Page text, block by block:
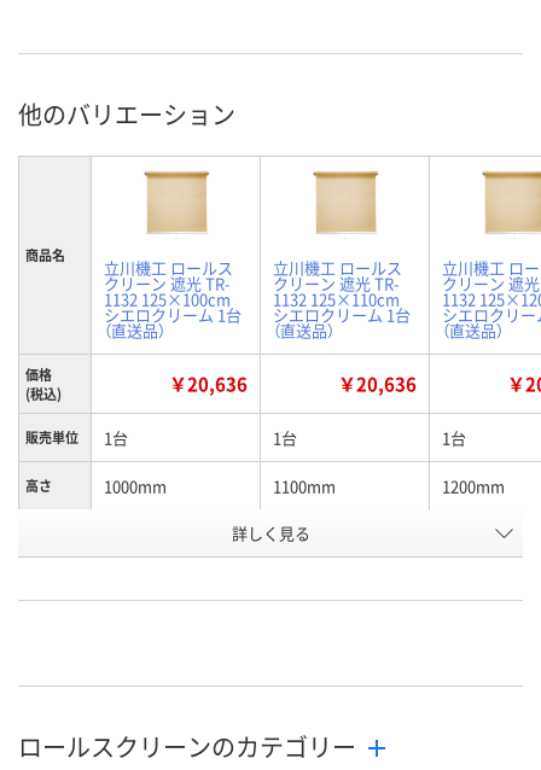
他のバリエーション
商品名
立川機工 ロールス
クリーン 遮光 TR-
1132 125×100cm
シエロクリーム 1台
（直送品）
立川機工 ロールス
クリーン 遮光 TR-
1132 125×110cm
シエロクリーム 1台
（直送品）
立川機工 ロ
クリーン 遮
1132
シエロクリー
（直送品）
価格
(税込)
￥20,636 ￥20,636 ￥
販売単位 1台 1台 1台
高さ 1000mm 1100mm 1200mm
AP06046 AP05923
カゴへ カゴへ
詳しく見る
ロールスクリーンのカテゴリー